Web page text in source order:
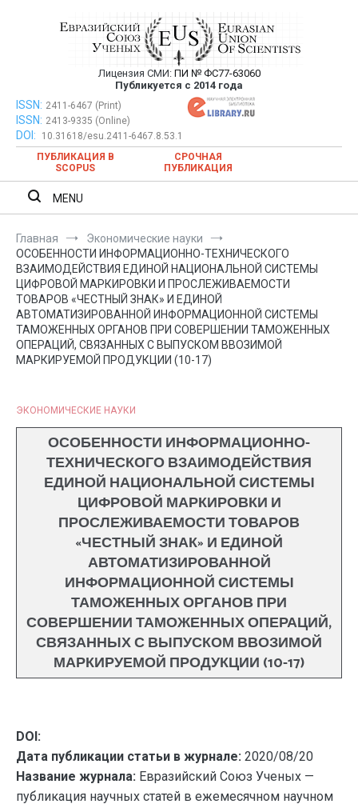
Евразийский Союз Ученых —
публикация научных статей в
ежемесячном научном журнале
Лицензия СМИ: ПИ № ФС77-63060
Публикуется с 2014 года
Евразийский Союз Ученых — публикация научных статей в
ежемесячном научном журнале
ISSN: 2411-6467 (Print)
ISSN: 2413-9335 (Online)
DOI:
10.31618/esu.2411-6467.8.53.1
ПУБЛИКАЦИЯ В
SCOPUS
СРОЧНАЯ
ПУБЛИКАЦИЯ
MENU
Главная
Экономические науки
ОСОБЕННОСТИ ИНФОРМАЦИОННО-ТЕХНИЧЕСКОГО
ВЗАИМОДЕЙСТВИЯ ЕДИНОЙ НАЦИОНАЛЬНОЙ СИСТЕМЫ
ЦИФРОВОЙ МАРКИРОВКИ И ПРОСЛЕЖИВАЕМОСТИ
ТОВАРОВ «ЧЕСТНЫЙ ЗНАК» И ЕДИНОЙ
АВТОМАТИЗИРОВАННОЙ ИНФОРМАЦИОННОЙ СИСТЕМЫ
ТАМОЖЕННЫХ ОРГАНОВ ПРИ СОВЕРШЕНИИ ТАМОЖЕННЫХ
ОПЕРАЦИЙ, СВЯЗАННЫХ С ВЫПУСКОМ ВВОЗИМОЙ
МАРКИРУЕМОЙ ПРОДУКЦИИ (10-17)
ЭКОНОМИЧЕСКИЕ НАУКИ
ОСОБЕННОСТИ ИНФОРМАЦИОННО-
ТЕХНИЧЕСКОГО ВЗАИМОДЕЙСТВИЯ
ЕДИНОЙ НАЦИОНАЛЬНОЙ СИСТЕМЫ
ЦИФРОВОЙ МАРКИРОВКИ И
ПРОСЛЕЖИВАЕМОСТИ ТОВАРОВ
«ЧЕСТНЫЙ ЗНАК» И ЕДИНОЙ
АВТОМАТИЗИРОВАННОЙ
ИНФОРМАЦИОННОЙ СИСТЕМЫ
ТАМОЖЕННЫХ ОРГАНОВ ПРИ
СОВЕРШЕНИИ ТАМОЖЕННЫХ ОПЕРАЦИЙ,
СВЯЗАННЫХ С ВЫПУСКОМ ВВОЗИМОЙ
МАРКИРУЕМОЙ ПРОДУКЦИИ (10-17)
DOI:
Дата публикации статьи в журнале: 2020/08/20
Название журнала: Евразийский Союз Ученых —
публикация научных статей в ежемесячном научном